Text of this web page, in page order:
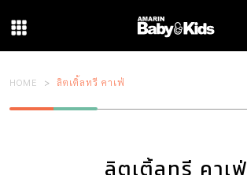
HOME ลิตเติ้ลทรี คาเฟ่
ลิตเติ้ลทรี คาเฟ่